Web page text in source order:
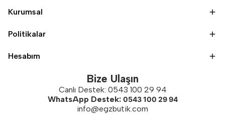
Kurumsal
Politikalar
Hesabım
Bize Ulaşın
Canlı Destek: 0543 100 29 94
WhatsApp Destek: 0543 100 29 94
info@egzbutik.com